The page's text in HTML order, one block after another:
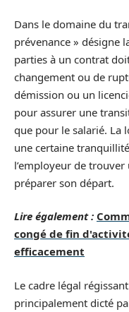
Dans le domaine du
prévenance » désigne
parties à un contrat
changement ou de
démission ou un
pour assurer une
que pour le salarié. La
une certaine
l’employeur de
préparer son départ.
Lire également :
congé de fin
efficacement
Le cadre légal
principalement dicté